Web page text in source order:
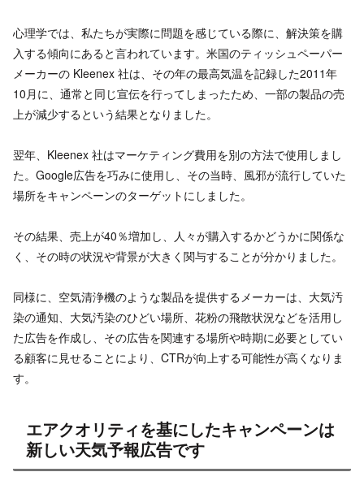
心理学では、私たちが実際に問題を感じている際に、解決策を購
入する傾向にあると言われています。米国のティッシュペーパー
メーカーの Kleenex 社は、その年の最高気温を記録した2011年
10月に、通常と同じ宣伝を行ってしまったため、一部の製品の売
上が減少するという結果となりました。
翌年、Kleenex 社はマーケティング費用を別の方法で使用しまし
た。Google広告を巧みに使用し、その当時、風邪が流行していた
場所をキャンペーンのターゲットにしました。
その結果、売上が40％増加し、人々が購入するかどうかに関係な
く、その時の状況や背景が大きく関与することが分かりました。
同様に、空気清浄機のような製品を提供するメーカーは、大気汚
染の通知、大気汚染のひどい場所、花粉の飛散状況などを活用し
た広告を作成し、その広告を関連する場所や時期に必要としてい
る顧客に見せることにより、CTRが向上する可能性が高くなりま
す。
エアクオリティを基にしたキャンペーンは
新しい天気予報広告です